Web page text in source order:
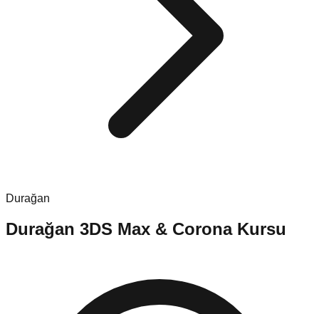
Durağan
Durağan 3DS Max & Corona Kursu